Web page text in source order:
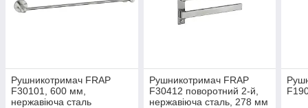
Рушникотримач FRAP
F30101, 600 мм,
нержавіюча сталь
Рушникотримач FRAP
F30412 поворотний 2-й,
нержавіюча сталь, 278 мм